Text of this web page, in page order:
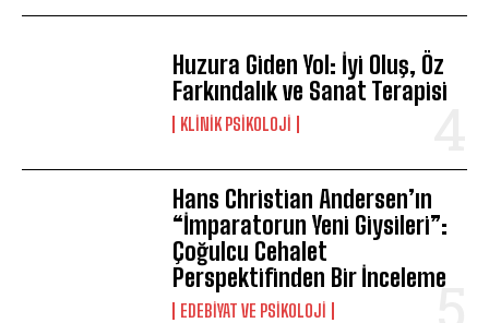
Huzura Giden Yol: İyi Oluş, Öz
Farkındalık ve Sanat Terapisi
KLINIK PSIKOLOJI
Hans Christian Andersen’ın
“İmparatorun Yeni Giysileri”:
Çoğulcu Cehalet
Perspektifinden Bir İnceleme
EDEBIYAT VE PSIKOLOJI